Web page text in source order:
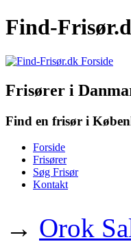
Find-
Frisører i
Find en frisør i
Forside
Frisører
Søg Frisør
Kontakt
→ Orok